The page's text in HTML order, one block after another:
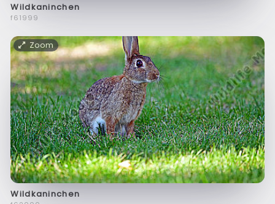
Wildkaninchen
f61999
Zoom
Wildkaninchen